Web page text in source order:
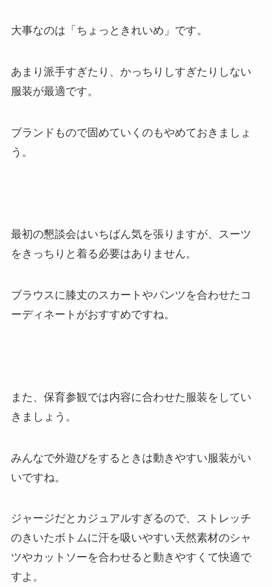
大事なのは「ちょっときれいめ」です。
あまり派手すぎたり、かっちりしすぎたりしない
服装が最適です。
ブランドもので固めていくのもやめておきましょ
う。
最初の懇談会はいちばん気を張りますが、スーツ
をきっちりと着る必要はありません。
ブラウスに膝丈のスカートやパンツを合わせたコ
ーディネートがおすすめですね。
また、保育参観では内容に合わせた服装をしてい
きましょう。
みんなで外遊びをするときは動きやすい服装がい
いですね。
ジャージだとカジュアルすぎるので、ストレッチ
のきいたボトムに汗を吸いやすい天然素材のシャ
ツやカットソーを合わせると動きやすくて快適で
すよ。